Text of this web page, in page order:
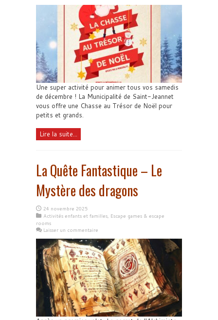
Une super activité pour animer tous vos samedis
de décembre ! La Municipalité de Saint-Jeannet
vous offre une Chasse au Trésor de Noël pour
petits et grands.
Lire la suite...
La Quête Fantastique – Le
Mystère des dragons
24 novembre 2025
Activités enfants et familles, Escape games & escape
rooms
Laisser un commentaire